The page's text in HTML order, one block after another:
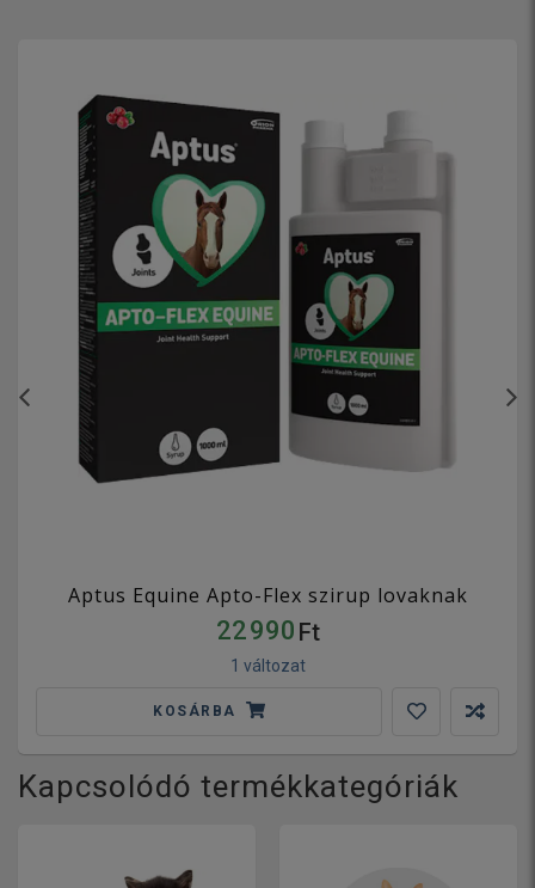
Aptus Equine Apto-Flex szirup lovaknak
22 990 Ft
1 változat
KOSÁRBA
Kapcsolódó termékkategóriák